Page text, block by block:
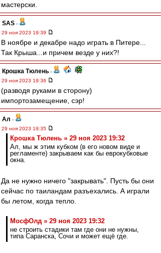
мастерски.
SAS -
29 ноя 2023 19:39
В ноябре и декабре надо играть в Питере...
Так Крыша...и причем везде у них?!
Крошка Тюлень -
29 ноя 2023 19:36
(разводя руками в сторону)
импортозамещение, сэр!
Ал -
29 ноя 2023 19:35
Крошка Тюлень » 29 ноя 2023 19:32
Ал, мы ж этим кубком (в его новом виде и
регламенте) закрываем как бы еврокубковые
окна.
Да не нужно ничего "закрывать". Пусть бы они
сейчас по таиландам разъехались. А играли
бы летом, когда тепло.
МосфОлд » 29 ноя 2023 19:32
не строить стадики там где они не нужны,
типа Саранска, Сочи и может ещё где.